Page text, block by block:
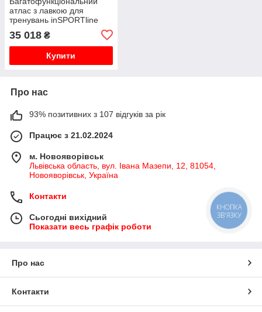
атлас з лавкою для
тренувань inSPORTline
35 018 ₴
Купити
Про нас
93% позитивних з 107 відгуків за рік
Працює з 21.02.2024
м. Новояворівськ
Львівська область, вул. Івана Мазепи, 12, 81054,
Новояворівськ, Україна
Контакти
Сьогодні вихідний
Показати весь графік роботи
Про нас
Контакти
КНОПКА
ЗВ'ЯЗКУ